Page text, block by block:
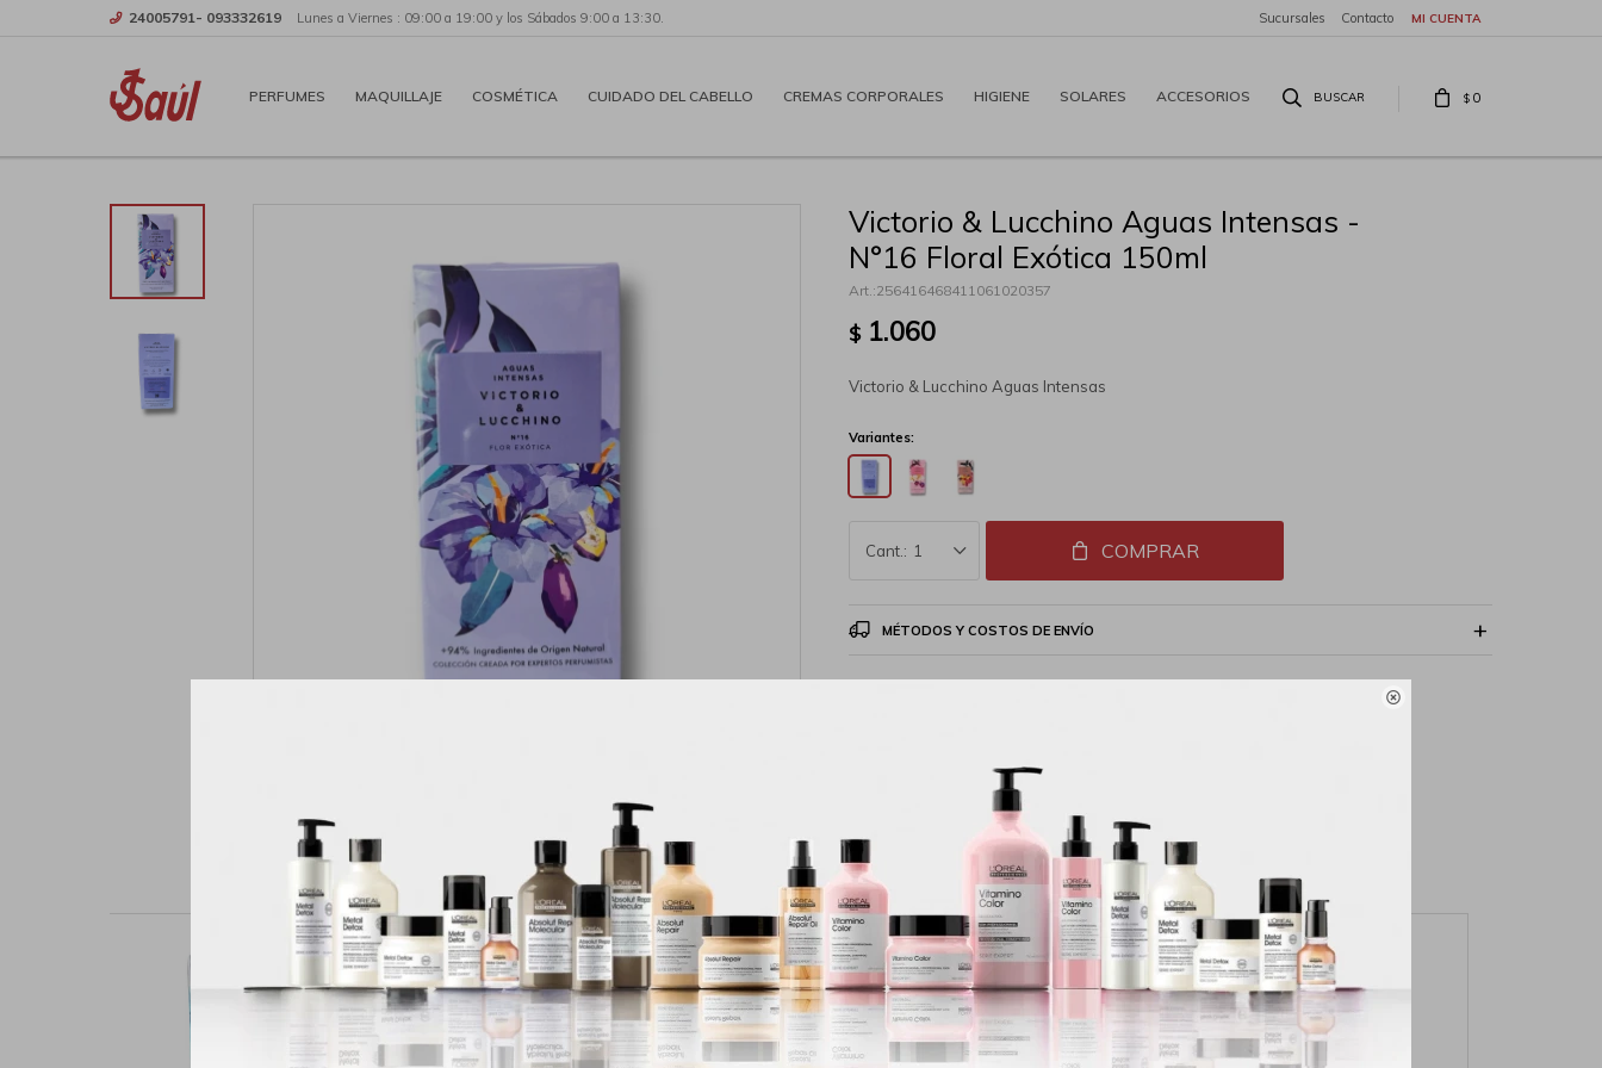

PERFUMES MAQUILLAJE COSMÉTICA CUIDADO DEL CABELLO CREMAS CORPORALES HIGIENE SOLARES ACCESORIOS $ 0
24005791- 093332619 Lunes a Viernes : 09:00 a 19:00 y los Sábados 9:00 a 13:30. Sucursales Contacto
Victorio & Lucchino Aguas Intensas -
N°16 Floral Exótica 150ml
256416468411061020357
$ 1.060
Victorio & Lucchino Aguas Intensas
Variantes:
1 COMPRAR
MÉTODOS Y COSTOS DE ENVÍO
Productos que te pueden interesar